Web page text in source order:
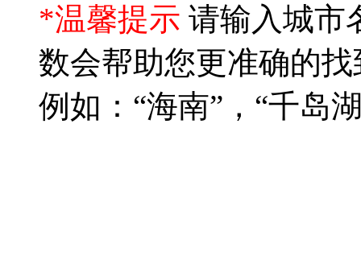
*温馨提示 请输入城市
数会帮助您更准确的
例如：“海南”，“千岛